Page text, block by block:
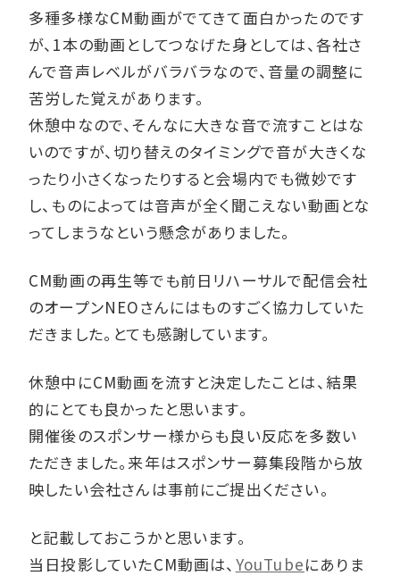
多種多様なCM動画がでてきて面白かったのです
が、1本の動画としてつなげた身としては、各社さ
んで音声レベルがバラバラなので、音量の調整に
苦労した覚えがあります。
休憩中なので、そんなに大きな音で流すことはな
いのですが、切り替えのタイミングで音が大きくな
ったり小さくなったりすると会場内でも微妙です
し、ものによっては音声が全く聞こえない動画とな
ってしまうなという懸念がありました。
CM動画の再生等でも前日リハーサルで配信会社
のオープンNEOさんにはものすごく協力していた
だきました。とても感謝しています。
休憩中にCM動画を流すと決定したことは、結果
的にとても良かったと思います。
開催後のスポンサー様からも良い反応を多数い
ただきました。来年はスポンサー募集段階から放
映したい会社さんは事前にご提出ください。
と記載しておこうかと思います。
当日投影していたCM動画は、 YouTubeにありま